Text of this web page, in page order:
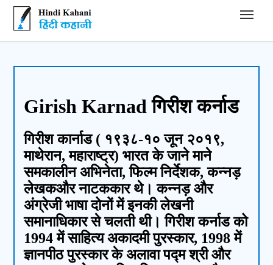
Hindi Kahani - हिंदी कहानी
Girish Karnad गिरीश कर्नाड
गिरीश कार्नाड ( १९३८-१० जून २०१९,
माथेरान, महाराष्ट्र) भारत के जाने माने
समकालीन अभिनेता, फिल्म निर्देशक, कन्नड़
लेखकऔर नाटककार थे। कन्नड़ और
अंग्रेजी भाषा दोनों में इनकी लेखनी
समानाधिकार से चलती थी। गिरीश कर्नाड को
1994 में साहित्य अकादमी पुरस्कार, 1998 में
ज्ञानपीठ पुरस्कार के अलावा पद्म श्री और